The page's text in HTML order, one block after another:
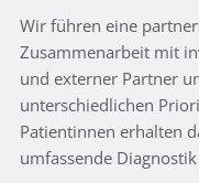
Wir führen eine
Zusammenarbeit mit
und externer Partner
unterschiedlichen
Patientinnen erhalten
umfassende